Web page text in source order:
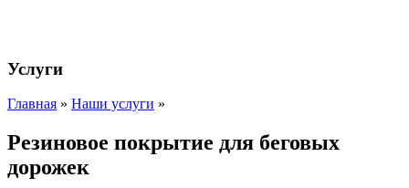
Услуги
Главная » Наши услуги »
Резиновое покрытие для беговых
дорожек